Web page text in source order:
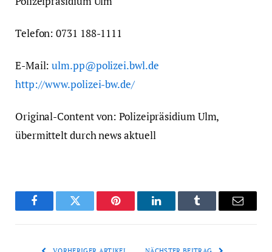
Telefon: 0731 188-1111
E-Mail:ulm.pp@polizei.bwl.de
http://www.polizei-bw.de/
Original-Content von: Polizeipräsidium Ulm,
übermittelt durch news aktuell
FacebookTwitter Pinterest LinkedInTumblr Email